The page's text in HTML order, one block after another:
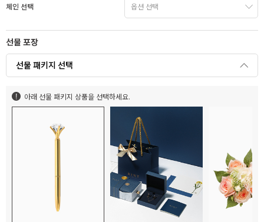
체인 선택
선물 포장
선물 패키지 선택
아래 선물 패키지 상품을 선택하세요.